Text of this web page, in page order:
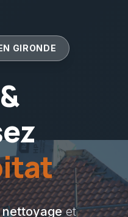
GIRONDE
nettoyageet